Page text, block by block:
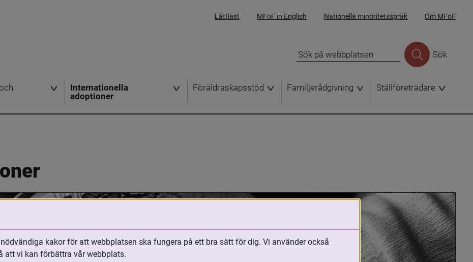
Lättläst MFoF in English Nationella minoritetsspråk Om MFoF
Sök
Internationella
adoptioner
Föräldraskapsstöd Familjerådgivning Ställföreträdare
kakor för att webbplatsen ska fungera på ett bra sätt för dig. Vi använder också
att vi kan förbättra vår webbplats.